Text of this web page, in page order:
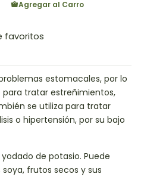
Agregar al Carro
favoritos
estomacales, por lo
tratar estreñimientos,
se utiliza para tratar
o hipertensión, por su bajo
de potasio. Puede
frutos secos y sus